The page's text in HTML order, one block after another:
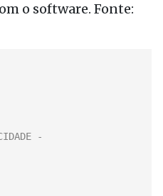
o software. Fonte: